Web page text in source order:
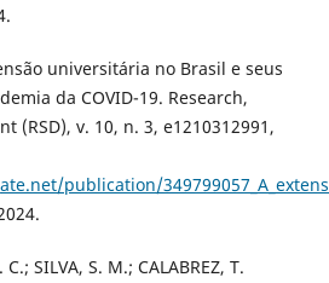
universitária no Brasil e seus
da COVID-19. Research,
(RSD), v. 10, n. 3, e1210312991,
publication/
SILVA, S. M.; CALABREZ, T.